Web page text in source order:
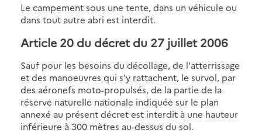
Le campement sous une tente, dans un véhicule ou
dans tout autre abri est interdit.
Article 20 du décret du 27 juillet 2006
Sauf pour les besoins du décollage, de l'atterrissage
et des manoeuvres qui s'y rattachent, le survol, par
des aéronefs moto-propulsés, de la partie de la
réserve naturelle nationale indiquée sur le plan
annexé au présent décret est interdit à une hauteur
inférieure à 300 mètres au-dessus du sol.